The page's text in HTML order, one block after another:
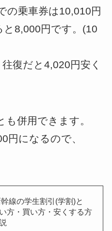
の乗車券は10,010円
8,000円です。(10
復だと4,020円安く
も併用できます。
円になるので、
線の学生割引(学割)と
方・買い方・安くする方